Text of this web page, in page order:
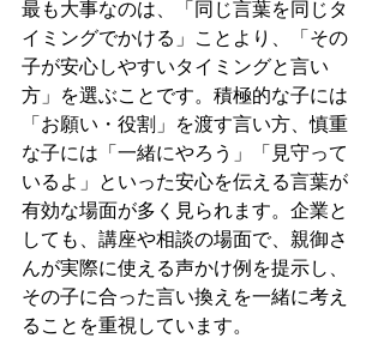
最も大事なのは、「同じ言葉を同じタ
イミングでかける」ことより、「その
子が安心しやすいタイミングと言い
方」を選ぶことです。積極的な子には
「お願い・役割」を渡す言い方、慎重
な子には「一緒にやろう」「見守って
いるよ」といった安心を伝える言葉が
有効な場面が多く見られます。企業と
しても、講座や相談の場面で、親御さ
んが実際に使える声かけ例を提示し、
その子に合った言い換えを一緒に考え
ることを重視しています。